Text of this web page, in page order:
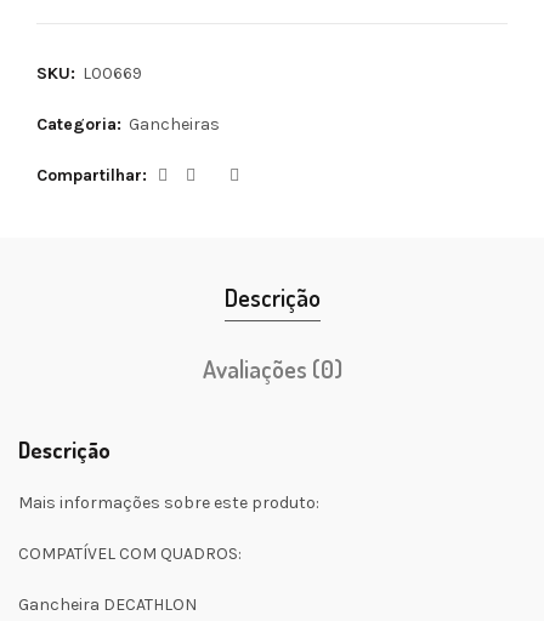
SKU: L00669
Categoria: Gancheiras
Compartilhar
Descrição
Avaliações (0)
Descrição
Mais informações sobre este produto:
COMPATÍVEL COM QUADROS:
Gancheira DECATHLON